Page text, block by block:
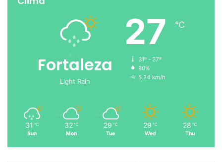
Fortaleza
Light Rain
27 ℃
31º - 27º
80%
5.24 km/h
31 ℃
Sun
32 ℃
Mon
29 ℃
Tue
29 ℃
Wed
28 ℃
Thu